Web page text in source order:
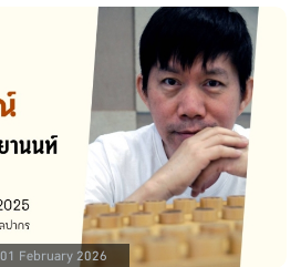
01 February 2026